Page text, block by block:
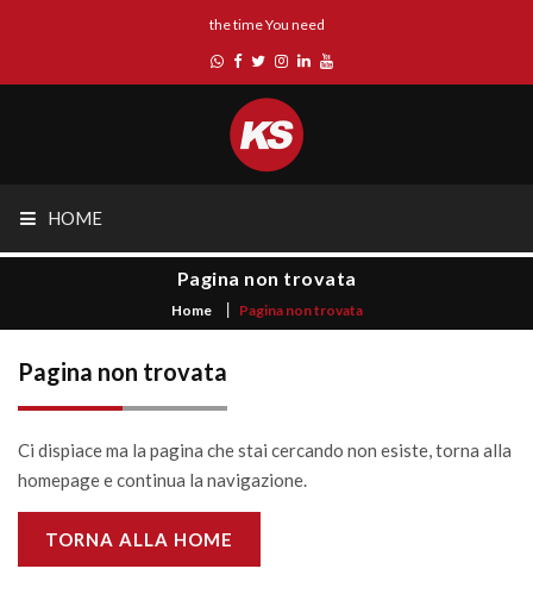
the time You need
HOME
Pagina non trovata
Home Pagina non trovata
Pagina non trovata
Ci dispiace ma la pagina che stai cercando non esiste, torna alla
homepage e continua la navigazione.
TORNA ALLA HOME